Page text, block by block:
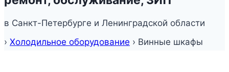
в Санкт-Петербурге и Ленинградской области
› Холодильное оборудование › Винные шкафы